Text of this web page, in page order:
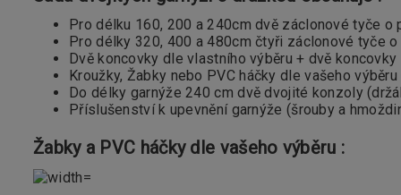
Pro délku 160, 200 a 240cm dvě záclonové tyče o
Pro délky 320, 400 a 480cm čtyři záclonové tyče
Dvě koncovky dle vlastního výběru + dvě koncovky
Kroužky, Žabky nebo PVC háčky dle vašeho
Do délky garnýže 240 cm dvě dvojité konzoly
Příslušenství k upevnění garnýže (šrouby a
Žabky a PVC háčky dle vašeho výběru :